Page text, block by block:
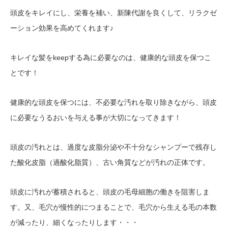
頭皮をキレイにし、栄養を補い、新陳代謝を良くして、リラクゼ
ーション効果を高めてくれます♪
キレイな髪をkeepする為に必要なのは、健康的な頭皮を保つこ
とです！
健康的な頭皮を保つには、不必要な汚れを取り除きながら、頭皮
に必要なうるおいを与える事が大切になってきます！
頭皮の汚れとは、過度な皮脂分泌や不十分なシャンプーで残存し
た酸化皮脂（過酸化脂質）、古い角質などが汚れの正体です。
頭皮に汚れが蓄積されると、頭皮の毛母細胞の働きを阻害しま
す。又、毛穴が慢性的につまることで、毛穴から生える毛の本数
が減ったり、細くなったりします・・・